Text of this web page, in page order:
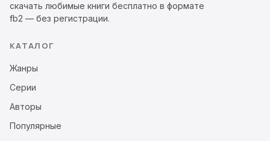
скачать любимые книги бесплатно в формате
fb2 — без регистрации.
КАТАЛОГ
Жанры
Серии
Авторы
Популярные